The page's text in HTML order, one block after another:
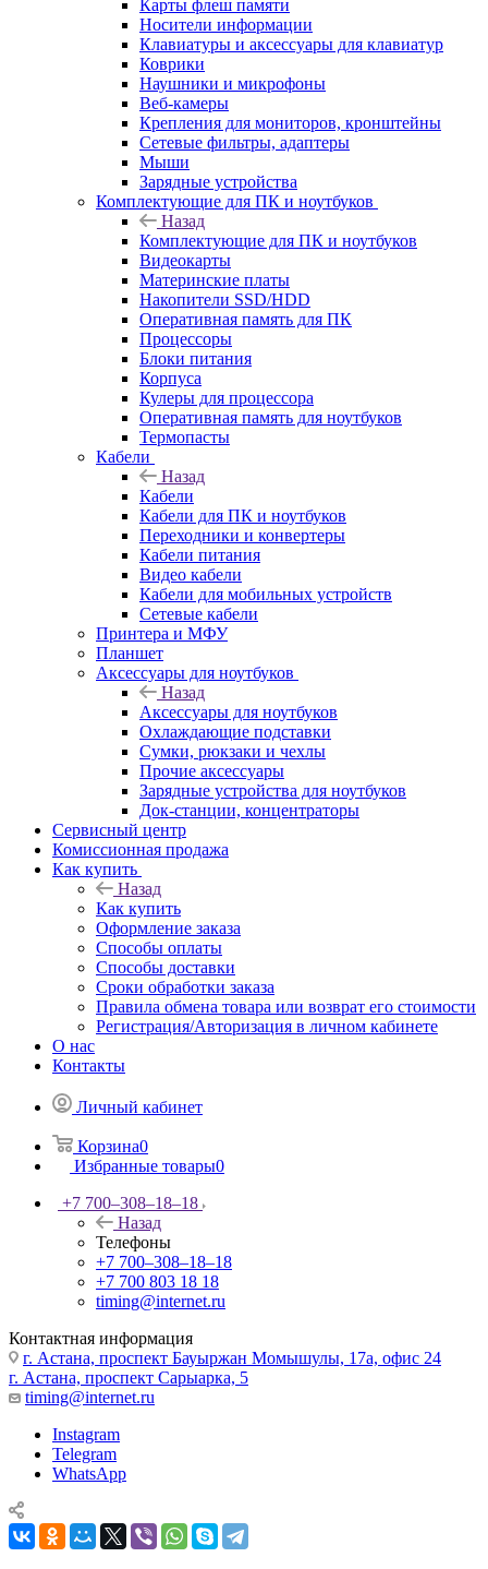
Карты флеш памяти
Носители информации
Клавиатуры и аксессуары для клавиатур
Коврики
Наушники и микрофоны
Веб-камеры
Крепления для мониторов, кронштейны
Сетевые фильтры, адаптеры
Мыши
Зарядные устройства
Комплектующие для ПК и ноутбуков
Назад
Комплектующие для ПК и ноутбуков
Видеокарты
Материнские платы
Накопители SSD/HDD
Оперативная память для ПК
Процессоры
Блоки питания
Корпуса
Кулеры для процессора
Оперативная память для ноутбуков
Термопасты
Кабели
Назад
Кабели
Кабели для ПК и ноутбуков
Переходники и конвертеры
Кабели питания
Видео кабели
Кабели для мобильных устройств
Сетевые кабели
Принтера и МФУ
Планшет
Аксессуары для ноутбуков
Назад
Аксессуары для ноутбуков
Охлаждающие подставки
Сумки, рюкзаки и чехлы
Прочие аксессуары
Зарядные устройства для ноутбуков
Док-станции, концентраторы
Сервисный центр
Комиссионная продажа
Как купить
Назад
Как купить
Оформление заказа
Способы оплаты
Способы доставки
Сроки обработки заказа
Правила обмена товара или возврат его стоимости
Регистрация/Авторизация в личном кабинете
О нас
Контакты
Личный кабинет
Корзина0
Избранные товары0
+7 700‒308‒18‒18
Назад
Телефоны
+7 700‒308‒18‒18
+7 700 803 18 18
timing@internet.ru
Контактная информация
г. Астана, проспект Бауыржан Момышулы, 17а, офис 24
г. Астана, проспект Сарыарка, 5
timing@internet.ru
Instagram
Telegram
WhatsApp